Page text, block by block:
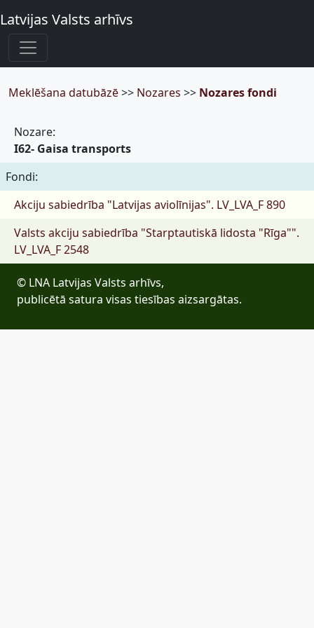
Latvijas Valsts arhīvs
Meklēšana datubāzē>> Nozares >> Nozares fondi
Nozare:
I62- Gaisa transports
Fondi:
Akciju sabiedrība "Latvijas aviolīnijas". LV_LVA_F 890
Valsts akciju sabiedrība "Starptautiskā lidosta "Rīga"".
LV_LVA_F 2548
© LNA Latvijas Valsts arhīvs,
publicētā satura visas tiesības aizsargātas.